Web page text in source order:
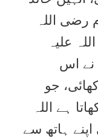
رضی اللہ
علیہ
نے اس
جو
ہے اللہ
اپنے ہاتھ سے